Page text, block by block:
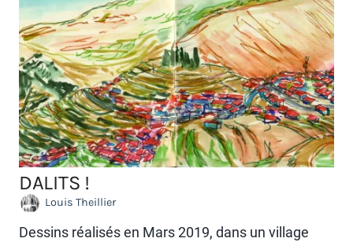
DALITS !
Louis Theillier
Dessins réalisés en Mars 2019, dans un village